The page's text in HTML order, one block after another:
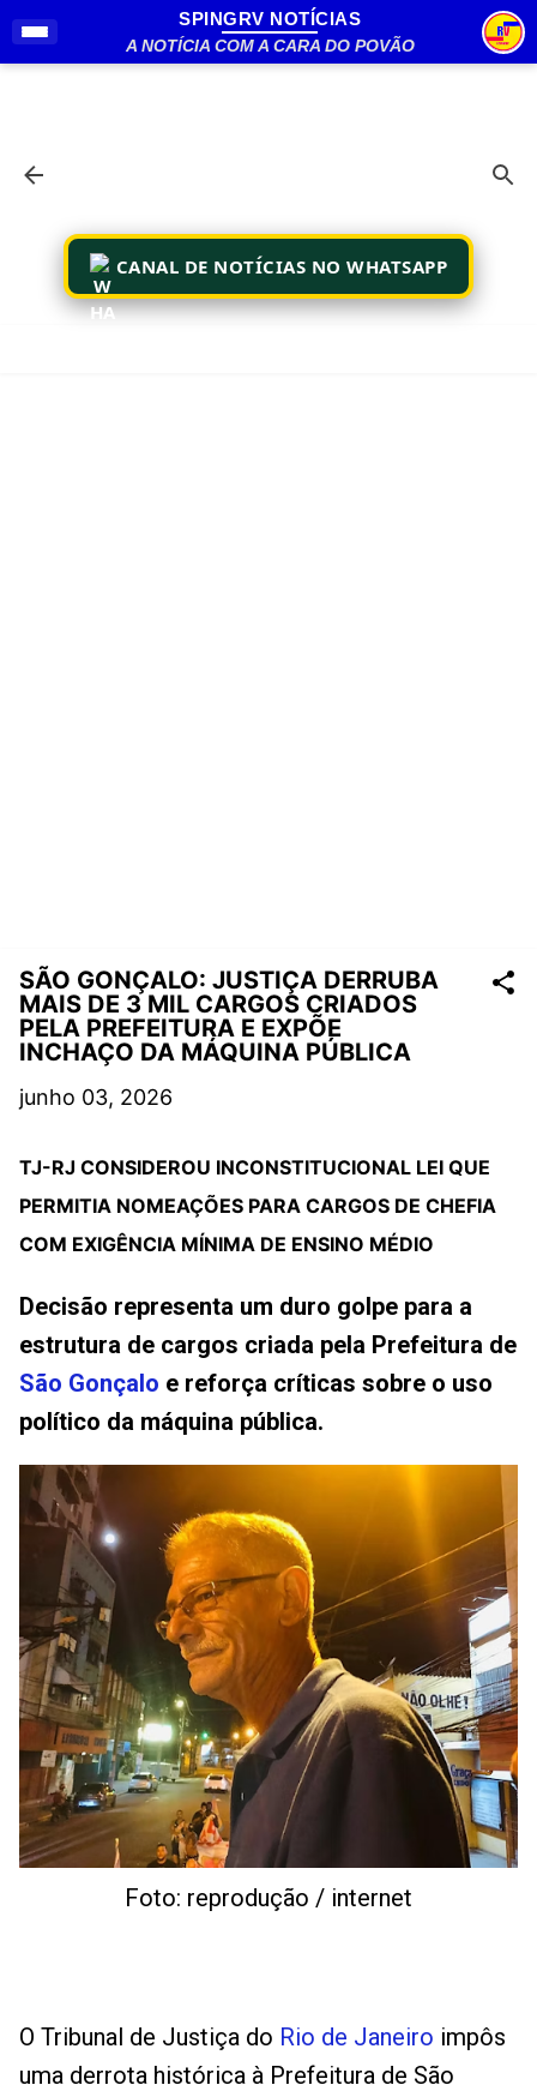
Pular para o conteúdo principal
SPINGRV NOTÍCIAS
A NOTÍCIA COM A CARA DO POVÃO
CANAL DE NOTÍCIAS NO WHATSAPP
SÃO GONÇALO: JUSTIÇA DERRUBA
MAIS DE 3 MIL CARGOS CRIADOS
PELA PREFEITURA E EXPÕE
INCHAÇO DA MÁQUINA PÚBLICA
junho 03, 2026
TJ-RJ CONSIDEROU INCONSTITUCIONAL LEI QUE
PERMITIA NOMEAÇÕES PARA CARGOS DE CHEFIA
COM EXIGÊNCIA MÍNIMA DE ENSINO MÉDIO
Decisão representa um duro golpe para a
estrutura de cargos criada pela Prefeitura de
São Gonçalo e reforça críticas sobre o uso
político da máquina pública.
Foto: reprodução / internet
O Tribunal de Justiça do Rio de Janeiro impôs
uma derrota histórica à Prefeitura de São